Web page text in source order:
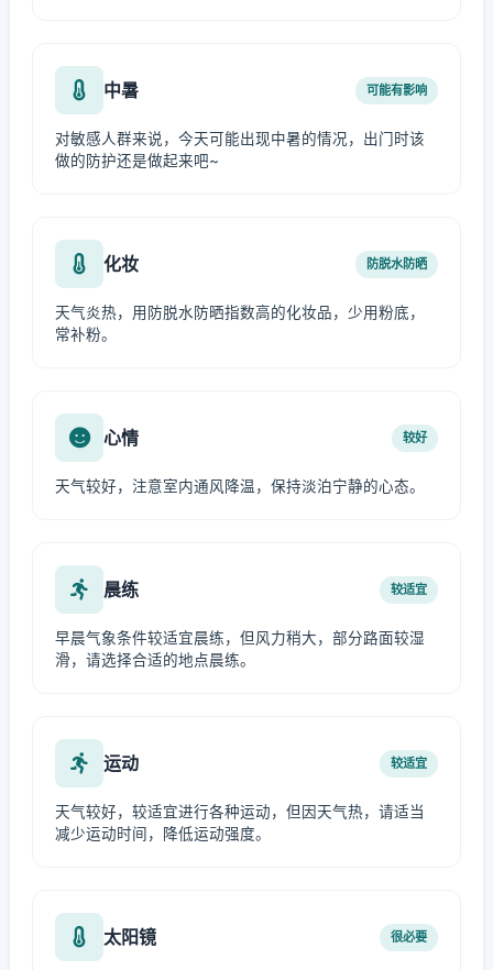
中暑 可能有影响
对敏感人群来说，今天可能出现中暑的情况，出门时该
做的防护还是做起来吧~
化妆 防脱水防晒
天气炎热，用防脱水防晒指数高的化妆品，少用粉底，
常补粉。
心情 较好
天气较好，注意室内通风降温，保持淡泊宁静的心态。
晨练 较适宜
早晨气象条件较适宜晨练，但风力稍大，部分路面较湿
滑，请选择合适的地点晨练。
运动 较适宜
天气较好，较适宜进行各种运动，但因天气热，请适当
减少运动时间，降低运动强度。
太阳镜 很必要